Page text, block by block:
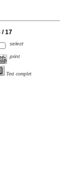
/ 17
select
print
Text complet